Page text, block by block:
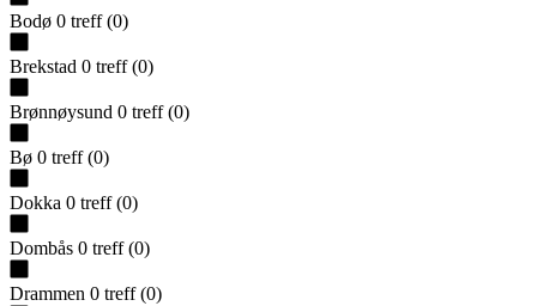
Bodø 0 treff (0)
Brekstad 0 treff (0)
Brønnøysund 0 treff (0)
Bø 0 treff (0)
Dokka 0 treff (0)
Dombås 0 treff (0)
Drammen 0 treff (0)